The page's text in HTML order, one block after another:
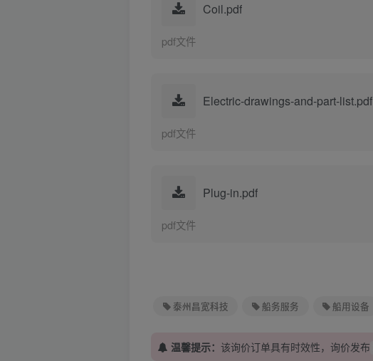
Coil.pdf
pdf文件
Electric-drawings-and-part-list.pdf
pdf文件
Plug-in.pdf
pdf文件
泰州昌宽科技 船务服务 船用设备
温馨提示： 该询价订单具有时效性，询价发布